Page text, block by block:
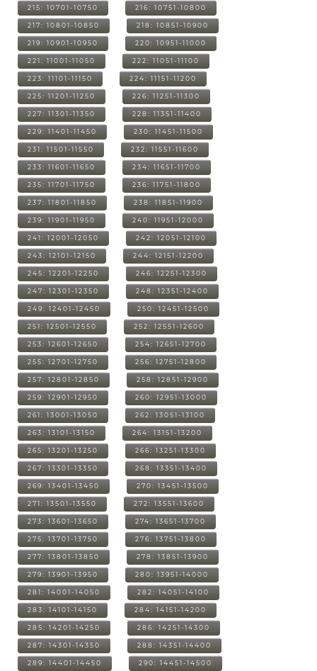
215: 10701-10750 216: 10751-10800
217: 10801-10850 218: 10851-10900
219: 10901-10950 220: 10951-11000
221: 11001-11050 222: 11051-11100
223: 11101-11150 224: 11151-11200
225: 11201-11250 226: 11251-11300
227: 11301-11350 228: 11351-11400
229: 11401-11450 230: 11451-11500
231: 11501-11550 232: 11551-11600
233: 11601-11650 234: 11651-11700
235: 11701-11750 236: 11751-11800
237: 11801-11850 238: 11851-11900
239: 11901-11950 240: 11951-12000
241: 12001-12050 242: 12051-12100
243: 12101-12150 244: 12151-12200
245: 12201-12250 246: 12251-12300
247: 12301-12350 248: 12351-12400
249: 12401-12450 250: 12451-12500
251: 12501-12550 252: 12551-12600
253: 12601-12650 254: 12651-12700
255: 12701-12750 256: 12751-12800
257: 12801-12850 258: 12851-12900
259: 12901-12950 260: 12951-13000
261: 13001-13050 262: 13051-13100
263: 13101-13150 264: 13151-13200
265: 13201-13250 266: 13251-13300
267: 13301-13350 268: 13351-13400
269: 13401-13450 270: 13451-13500
271: 13501-13550 272: 13551-13600
273: 13601-13650 274: 13651-13700
275: 13701-13750 276: 13751-13800
277: 13801-13850 278: 13851-13900
279: 13901-13950 280: 13951-14000
281: 14001-14050 282: 14051-14100
283: 14101-14150 284: 14151-14200
285: 14201-14250 286: 14251-14300
287: 14301-14350 288: 14351-14400
289: 14401-14450 290: 14451-14500